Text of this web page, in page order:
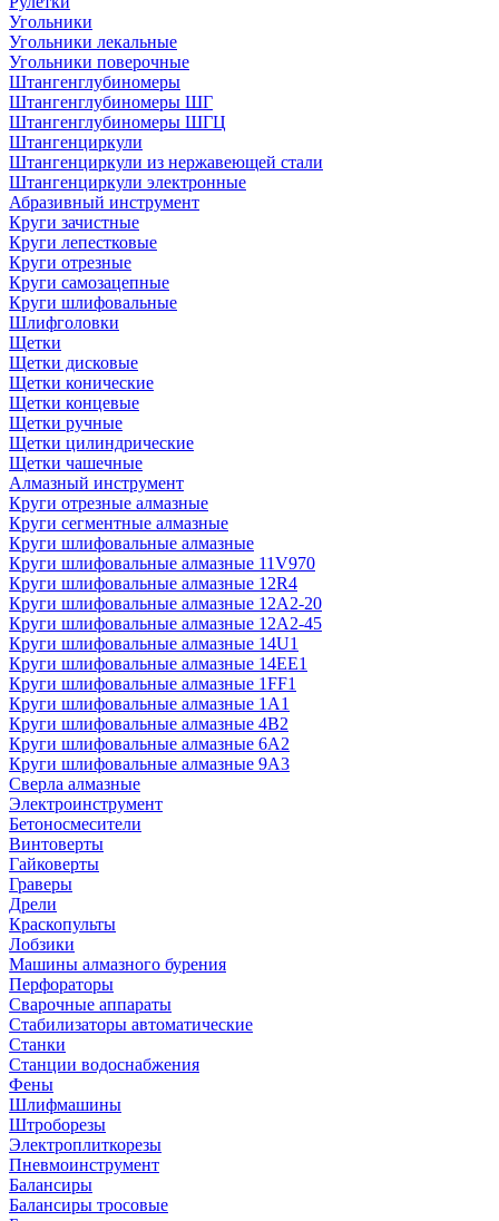
Угольники
Угольники лекальные
Угольники поверочные
Штангенглубиномеры
Штангенглубиномеры ШГ
Штангенглубиномеры ШГЦ
Штангенциркули
Штангенциркули из нержавеющей стали
Штангенциркули электронные
Абразивный инструмент
Круги зачистные
Круги лепестковые
Круги отрезные
Круги самозацепные
Круги шлифовальные
Шлифголовки
Щетки
Щетки дисковые
Щетки конические
Щетки концевые
Щетки ручные
Щетки цилиндрические
Щетки чашечные
Алмазный инструмент
Круги отрезные алмазные
Круги сегментные алмазные
Круги шлифовальные алмазные
Круги шлифовальные алмазные 11V970
Круги шлифовальные алмазные 12R4
Круги шлифовальные алмазные 12А2-20
Круги шлифовальные алмазные 12А2-45
Круги шлифовальные алмазные 14U1
Круги шлифовальные алмазные 14ЕЕ1
Круги шлифовальные алмазные 1FF1
Круги шлифовальные алмазные 1А1
Круги шлифовальные алмазные 4В2
Круги шлифовальные алмазные 6A2
Круги шлифовальные алмазные 9А3
Сверла алмазные
Электроинструмент
Бетоносмесители
Винтоверты
Гайковерты
Граверы
Дрели
Краскопульты
Лобзики
Машины алмазного бурения
Перфораторы
Сварочные аппараты
Стабилизаторы автоматические
Станки
Станции водоснабжения
Фены
Шлифмашины
Штроборезы
Электроплиткорезы
Пневмоинструмент
Балансиры
Балансиры тросовые